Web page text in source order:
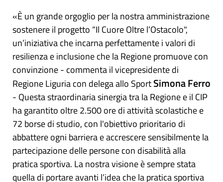
«È un grande orgoglio per la nostra amministrazione
sostenere il progetto “Il Cuore Oltre l’Ostacolo",
un’iniziativa che incarna perfettamente i valori di
resilienza e inclusione che la Regione promuove con
convinzione - commenta il vicepresidente di
Regione Liguria con delega allo SportSimona Ferro
- Questa straordinaria sinergia tra la Regione e il CIP
ha garantito oltre 2.500 ore di attività scolastiche e
72 borse di studio, con l'obiettivo prioritario di
abbattere ogni barriera e accrescere sensibilmente la
partecipazione delle persone con disabilità alla
pratica sportiva. La nostra visione è sempre stata
quella di portare avanti l’idea che la pratica sportiva